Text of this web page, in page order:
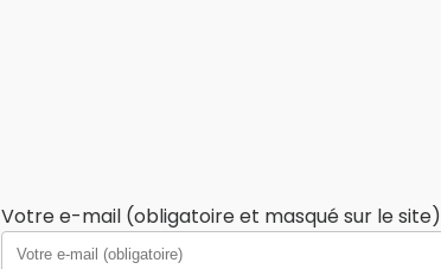
Votre e-mail (obligatoire et masqué sur le site)